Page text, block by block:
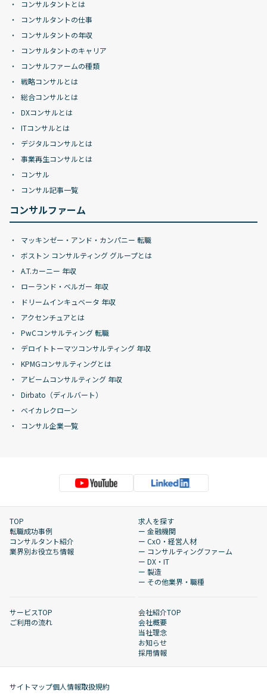
コンサルタントとは
コンサルタントの仕事
コンサルタントの年収
コンサルタントのキャリア
コンサルファームの種類
戦略コンサルとは
総合コンサルとは
DXコンサルとは
ITコンサルとは
デジタルコンサルとは
事業再生コンサルとは
コンサル
コンサル記事一覧
コンサルファーム
マッキンゼー・アンド・カンパニー 転職
ボストン コンサルティング グループとは
A.T.カーニー 年収
ローランド・ベルガー 年収
ドリームインキュベータ 年収
アクセンチュアとは
PwCコンサルティング 転職
デロイトトーマツコンサルティング 年収
KPMGコンサルティングとは
アビームコンサルティング 年収
Dirbato（ディルバート）
ベイカレクローン
コンサル企業一覧
TOP
転職成功事例
コンサルタント紹介
業界別お役立ち情報
求人を探す
ー 金融機関
ー CxO・経営人材
ー コンサルティングファーム
ー DX・IT
ー 製造
ー その他業界・職種
サービスTOP
ご利用の流れ
会社紹介TOP
会社概要
当社理念
お知らせ
採用情報
サイトマップ個人情報取扱規約